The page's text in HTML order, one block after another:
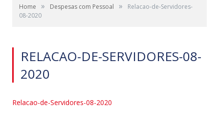
Home » Despesas com Pessoal »
Relacao-de-Servidores-
08-2020
RELACAO-DE-SERVIDORES-08-
2020
Relacao-de-Servidores-08-2020